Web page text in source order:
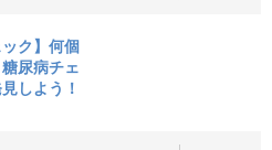
ック】何個
尿病チェ
しよう！